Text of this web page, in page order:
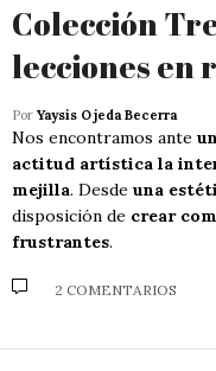
Colección
lecciones en
Por Yaysis Ojeda Becerra
Nos encontramos ante
actitud artística la
mejilla. Desde una
disposición de crear
frustrantes.
2 COMENTARIOS